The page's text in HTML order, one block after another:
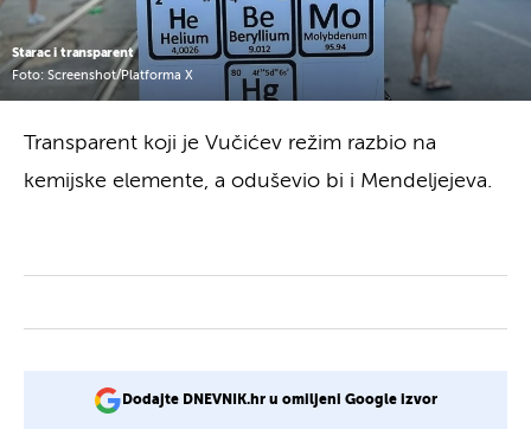
Starac i transparent
Foto: Screenshot/Platforma X
Transparent koji je Vučićev režim razbio na
kemijske elemente, a oduševio bi i Mendeljejeva.
Dodajte DNEVNIK.hr u omiljeni Google izvor